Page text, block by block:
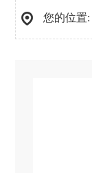
您的位置: